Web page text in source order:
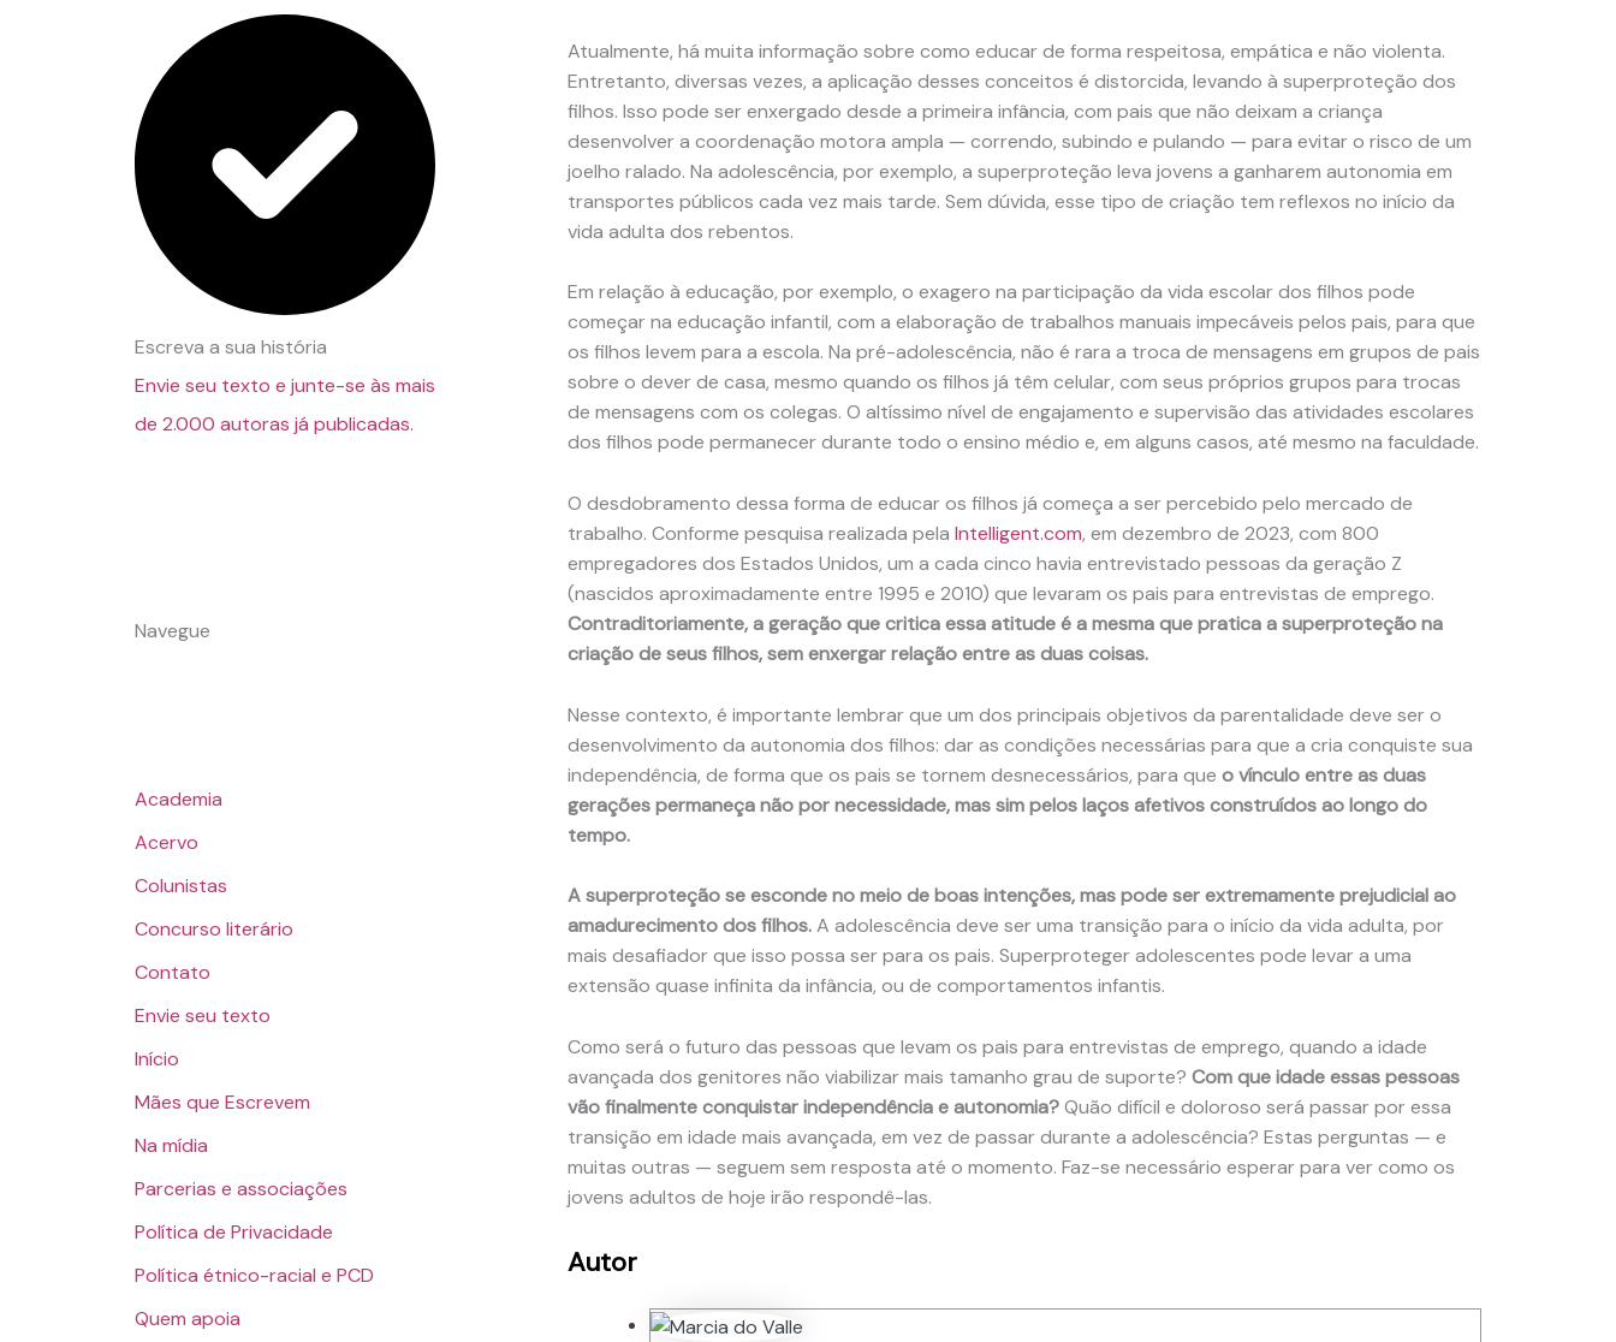
Escreva a sua história
Envie seu texto e junte-se às mais
de 2.000 autoras já publicadas.
Navegue
Academia
Acervo
Colunistas
Concurso literário
Contato
Envie seu texto
Início
Mães que Escrevem
Na mídia
Parcerias e associações
Política de Privacidade
Política étnico-racial e PCD
Quem apoia
Atualmente, há muita informação sobre como educar de forma respeitosa, empática e não violenta.
Entretanto, diversas vezes, a aplicação desses conceitos é distorcida, levando à superproteção dos
filhos. Isso pode ser enxergado desde a primeira infância, com pais que não deixam a criança
desenvolver a coordenação motora ampla — correndo, subindo e pulando — para evitar o risco de um
joelho ralado. Na adolescência, por exemplo, a superproteção leva jovens a ganharem autonomia em
transportes públicos cada vez mais tarde. Sem dúvida, esse tipo de criação tem reflexos no início da
vida adulta dos rebentos.
Em relação à educação, por exemplo, o exagero na participação da vida escolar dos filhos pode
começar na educação infantil, com a elaboração de trabalhos manuais impecáveis pelos pais, para que
os filhos levem para a escola. Na pré-adolescência, não é rara a troca de mensagens em grupos de pais
sobre o dever de casa, mesmo quando os filhos já têm celular, com seus próprios grupos para trocas
de mensagens com os colegas. O altíssimo nível de engajamento e supervisão das atividades escolares
dos filhos pode permanecer durante todo o ensino médio e, em alguns casos, até mesmo na faculdade.
O desdobramento dessa forma de educar os filhos já começa a ser percebido pelo mercado de
trabalho. Conforme pesquisa realizada pela Intelligent.com, em dezembro de 2023, com 800
empregadores dos Estados Unidos, um a cada cinco havia entrevistado pessoas da geração Z
(nascidos aproximadamente entre 1995 e 2010) que levaram os pais para entrevistas de emprego.
Contraditoriamente, a geração que critica essa atitude é a mesma que pratica a superproteção na
criação de seus filhos, sem enxergar relação entre as duas coisas.
Nesse contexto, é importante lembrar que um dos principais objetivos da parentalidade deve ser o
desenvolvimento da autonomia dos filhos: dar as condições necessárias para que a cria conquiste sua
independência, de forma que os pais se tornem desnecessários, para que o vínculo entre as duas
gerações permaneça não por necessidade, mas sim pelos laços afetivos construídos ao longo do
tempo.
A superproteção se esconde no meio de boas intenções, mas pode ser extremamente prejudicial ao
amadurecimento dos filhos.A adolescência deve ser uma transição para o início da vida adulta, por
mais desafiador que isso possa ser para os pais. Superproteger adolescentes pode levar a uma
extensão quase infinita da infância, ou de comportamentos infantis.
Como será o futuro das pessoas que levam os pais para entrevistas de emprego, quando a idade
avançada dos genitores não viabilizar mais tamanho grau de suporte? Com que idade essas pessoas
vão finalmente conquistar independência e autonomia?Quão difícil e doloroso será passar por essa
transição em idade mais avançada, em vez de passar durante a adolescência? Estas perguntas — e
muitas outras — seguem sem resposta até o momento. Faz-se necessário esperar para ver como os
jovens adultos de hoje irão respondê-las.
Autor